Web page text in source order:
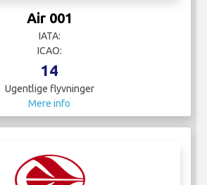
Air 001
IATA:
ICAO:
14
Ugentlige flyvninger
Mere info